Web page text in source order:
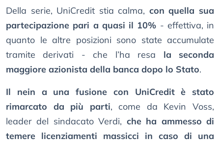
Della serie, UniCredit stia calma, con quella sua
partecipazione pari a quasi il 10% - effettiva, in
quanto le altre posizioni sono state accumulate
tramite derivati - che l’ha resa la seconda
maggiore azionista della banca dopo lo Stato.
Il nein a una fusione con UniCredit è stato
rimarcato da più parti, come da Kevin Voss,
leader del sindacato Verdi, che ha ammesso di
temere licenziamenti massicci in caso di una